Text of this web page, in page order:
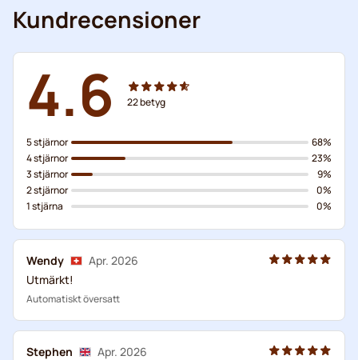
Kundrecensioner
4.6 22betyg
5 stjärnor
4 stjärnor
3 stjärnor
2 stjärnor
1 stjärna
68%
23%
9%
0%
0%
Wendy
Apr. 2026
Utmärkt!
Automatiskt översatt
Stephen
Apr. 2026